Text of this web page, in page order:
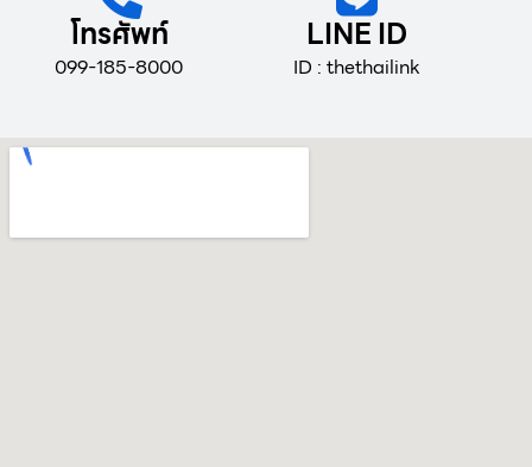
โทรศัพท์
099-185-8000
LINE ID
ID : thethailink